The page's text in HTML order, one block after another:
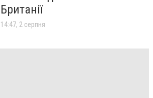
Британії
14:47, 2 серпня